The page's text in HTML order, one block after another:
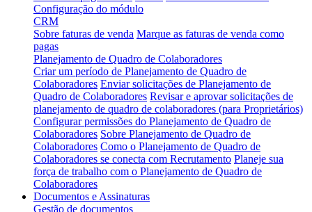
Configuração do módulo
CRM
Sobre faturas de venda Marque as faturas de venda como
pagas
Planejamento de Quadro de Colaboradores
Criar um período de Planejamento de Quadro de
Colaboradores Enviar solicitações de Planejamento de
Quadro de Colaboradores Revisar e aprovar solicitações de
planejamento de quadro de colaboradores (para Proprietários)
Configurar permissões do Planejamento de Quadro de
Colaboradores Sobre Planejamento de Quadro de
Colaboradores Como o Planejamento de Quadro de
Colaboradores se conecta com Recrutamento Planeje sua
força de trabalho com o Planejamento de Quadro de
Colaboradores
Documentos e Assinaturas
Gestão de documentos